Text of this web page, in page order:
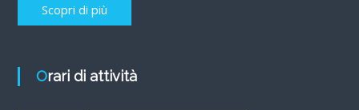
Scopri di più
Orari di attività